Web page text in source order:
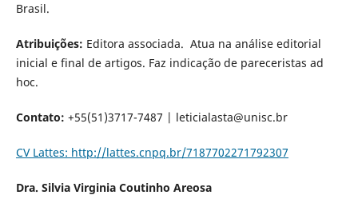
Brasil.
Atribuições: Editora associada. Atua na análise editorial
inicial e final de artigos. Faz indicação de pareceristas ad
hoc.
Contato: +55(51)3717-7487 | leticialasta@unisc.br
CV Lattes: http://lattes.cnpq.br/7187702271792307
Dra. Silvia Virginia Coutinho Areosa